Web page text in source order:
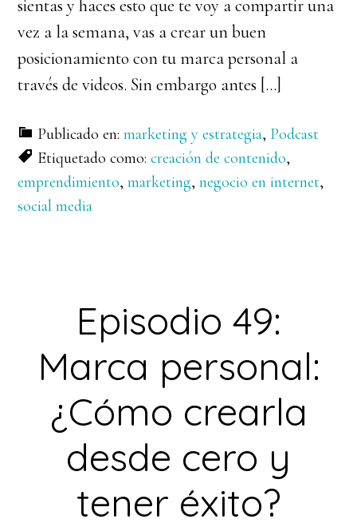
sientas y haces esto que te voy a compartir una
vez a la semana, vas a crear un buen
posicionamiento con tu marca personal a
través de videos. Sin embargo antes […]
Publicado en:marketing y estrategia, Podcast
Etiquetado como:creación de contenido,
emprendimiento,marketing,negocio en internet,
social media
Episodio 49:
Marca personal:
¿Cómo crearla
desde cero y
tener éxito?